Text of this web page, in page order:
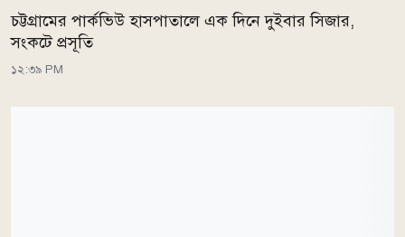
চট্টগ্রামের পার্কভিউ হাসপাতালে এক দিনে দুইবার সিজার,
সংকটে প্রসূতি
১২:৩৯ PM